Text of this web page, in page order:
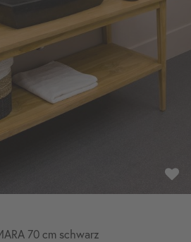
70 cm schwarz